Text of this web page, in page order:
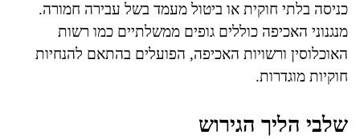
כניסה בלתי חוקית או ביטול מעמד בשל עבירה חמורה.
מנגנוני האכיפה כוללים גופים ממשלתיים כמו רשות
האוכלוסין ורשויות האכיפה, הפועלים בהתאם להנחיות
חוקיות מוגדרות.
שלבי הליך הגירוש